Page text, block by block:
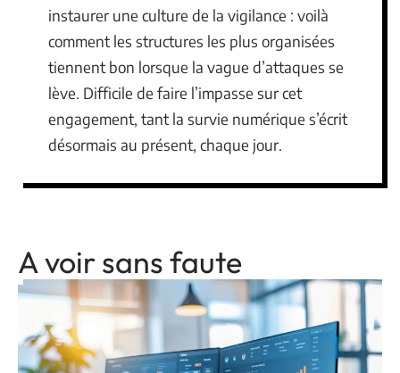
instaurer une culture de la vigilance : voilà
comment les structures les plus organisées
tiennent bon lorsque la vague d’attaques se
lève. Difficile de faire l’impasse sur cet
engagement, tant la survie numérique s’écrit
désormais au présent, chaque jour.
A voir sans faute